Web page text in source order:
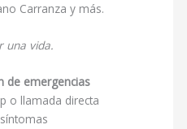
Carranza y más.
una vida.
de emergencias
o llamada directa